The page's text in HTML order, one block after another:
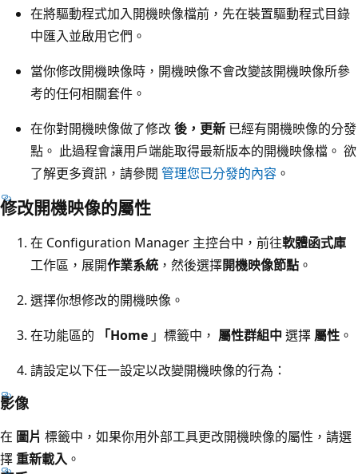
在將驅動程式加入開機映像檔前，先在裝置驅動程式目錄
中匯入並啟用它們。
當你修改開機映像時，開機映像不會改變該開機映像所參
考的任何相關套件。
在你對開機映像做了修改後，更新 已經有開機映像的分發
點。 此過程會讓用戶端能取得最新版本的開機映像檔。 欲
了解更多資訊，請參閱 管理您已分發的內容 。
修改開機映像的屬性
在 Configuration Manager 主控台中，前往軟體函式庫
工作區，展開作業系統 ，然後選擇開機映像節點 。
選擇你想修改的開機映像。
在功能區的
「Home 」標籤中， 屬性群組中 選擇 屬性 。
請設定以下任一設定以改變開機映像的行為：
影像
在 圖片 標籤中，如果你用外部工具更改開機映像的屬性，請選
擇重新載入 。